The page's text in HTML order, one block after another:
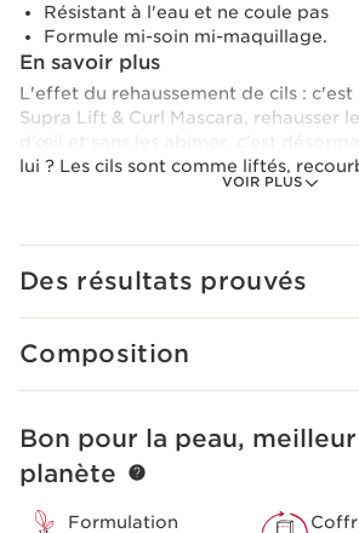
VOIR PLUS
Résistant à l'eau et ne coule pas
Formule mi-soin mi-maquillage.
En savoir plus
L'effet du rehaussement de cils : c'est
Supra Lift & Curl Mascara, rehausser
d’œil et sans les abimer, c’est
lui ? Les cils sont comme liftés,
définis, leur volume est déployé. Sa
application facile en un seul geste.
Le plus Clarins
Formule mi-soin mi-maquillage
Des résultats prouvés
Composition
ALLER AU CONTENU
Bon pour la peau,
planète
Formulation